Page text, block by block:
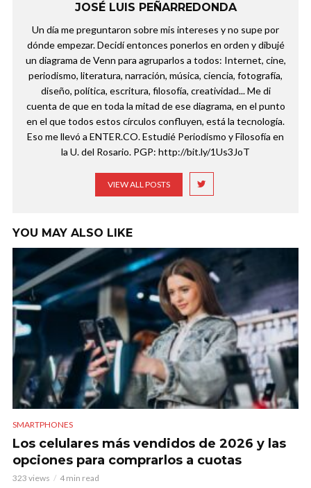
JOSÉ LUIS PEÑARREDONDA
Un día me preguntaron sobre mis intereses y no supe por
dónde empezar. Decidí entonces ponerlos en orden y dibujé
un diagrama de Venn para agruparlos a todos: Internet, cine,
periodismo, literatura, narración, música, ciencia, fotografía,
diseño, política, escritura, filosofía, creatividad... Me di
cuenta de que en toda la mitad de ese diagrama, en el punto
en el que todos estos círculos confluyen, está la tecnología.
Eso me llevó a ENTER.CO. Estudié Periodismo y Filosofía en
la U. del Rosario. PGP: http://bit.ly/1Us3JoT
VIEW ALL POSTS
YOU MAY ALSO LIKE
SMARTPHONES
Los celulares más vendidos de 2026 y las
opciones para comprarlos a cuotas
323 views 4 min read